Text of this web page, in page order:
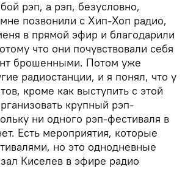
рэп, а рэп, безусловно,
мне позвонили с Хип-Хоп радио,
в прямой эфир и благодарили
что они почувствовали себя
брошенными. Потом уже
радиостанции, и я понял, что у
кроме как выступить с этой
крупный рэп-
ни одного рэп-фестиваля в
Есть мероприятия, которые
но это однодневные
Киселев в эфире радио